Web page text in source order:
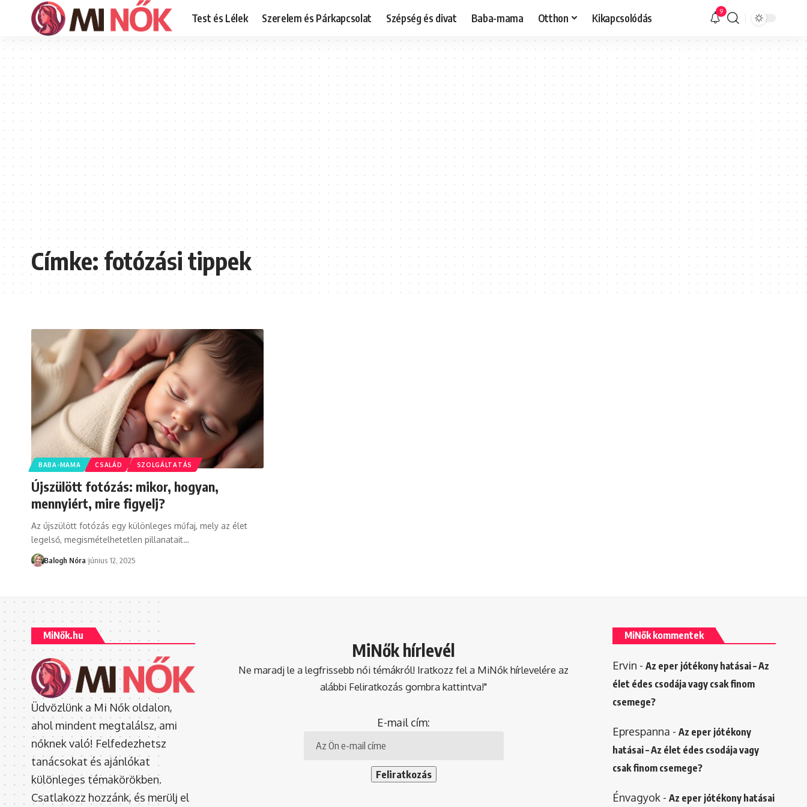
Test és Lélek Szerelem és Párkapcsolat Szépség és divat Baba-mama Otthon Kikapcsolódás 9
Címke:fotózási tippek
BABA-MAMA CSALÁD SZOLGÁLTATÁS
Újszülött fotózás: mikor, hogyan,
mennyiért, mire figyelj?
Az újszülött fotózás egy különleges műfaj, mely az élet
legelső, megismételhetetlen pillanatait…
Balogh Nóra június 12, 2025
MiNők.hu
Üdvözlünk a Mi Nők oldalon,
ahol mindent megtalálsz, ami
nőknek való! Felfedezhetsz
tanácsokat és ajánlókat
különleges témakörökben.
Csatlakozz hozzánk, és merülj el
MiNők hírlevél
Ne maradj le a legfrissebb női témákról! Iratkozz fel a MiNők hírlevelére az
alábbi Feliratkozás gombra kattintva!"
E-mail cím:
MiNők kommentek
Ervin - Az eper jótékony hatásai – Az
élet édes csodája vagy csak finom
csemege?
Eprespanna - Az eper jótékony
hatásai – Az élet édes csodája vagy
csak finom csemege?
Énvagyok- Az eper jótékony hatásai